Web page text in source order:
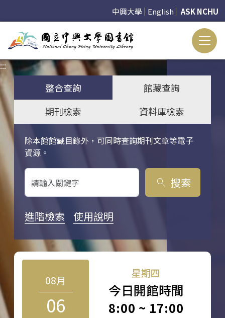
中興大學 English ASK NCHU
:::
整合查詢
館藏查詢
期刊檢索
資料庫檢索
除本館館藏目錄外，可同時查詢期刊文章等電子
資源。
關鍵字搜尋
search 搜索
進階檢索 使用說明
08月
06
星期四
今日開館時間
8:00 ~ 17:00